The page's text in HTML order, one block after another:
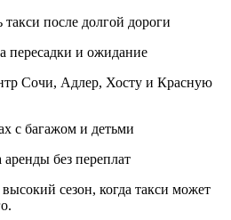
после долгой дороги
пересадки и ожидание
Сочи, Адлер, Хосту и Красную
с багажом и детьми
без переплат
сезон, когда такси может